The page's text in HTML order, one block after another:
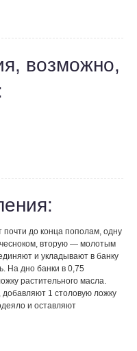
возможно,
до конца пополам, одну
вторую — молотым
и укладывают в банку
На дно банки в 0,75
растительного масла.
1 столовую ложку
и оставляют